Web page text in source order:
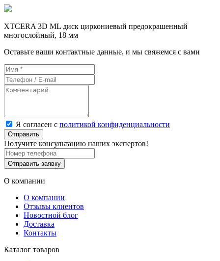
XTCERA 3D ML диск циркониевый предокрашенный
многослойный, 18 мм
Оставьте ваши контактные данные, и мы свяжемся с вами
Я согласен с политикой конфиденциальности
Отправить
Получите консультацию наших экспертов!
Отправить заявку
О компании
О компании
Отзывы клиентов
Новостной блог
Доставка
Контакты
Каталог товаров